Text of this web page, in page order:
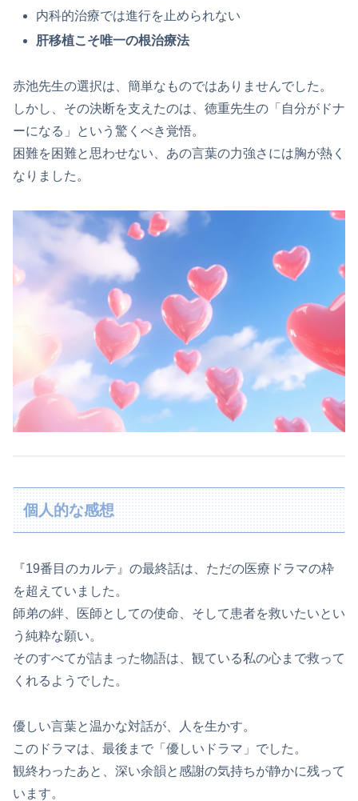
内科的治療では進行を止められない
肝移植こそ唯一の根治療法
赤池先生の選択は、簡単なものではありませんでした。
しかし、その決断を支えたのは、徳重先生の「自分がドナ
ーになる」という驚くべき覚悟。
困難を困難と思わせない、あの言葉の力強さには胸が熱く
なりました。
個人的な感想
『19番目のカルテ』の最終話は、ただの医療ドラマの枠
を超えていました。
師弟の絆、医師としての使命、そして患者を救いたいとい
う純粋な願い。
そのすべてが詰まった物語は、観ている私の心まで救って
くれるようでした。
優しい言葉と温かな対話が、人を生かす。
このドラマは、最後まで「優しいドラマ」でした。
観終わったあと、深い余韻と感謝の気持ちが静かに残って
います。